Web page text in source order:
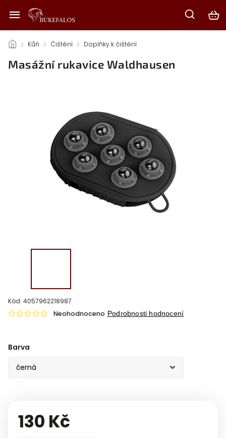
/ Kůň / Čištění / Doplňky k čištění
Masážní rukavice Waldhausen
Kód: 4057962218987
Neohodnoceno Podrobnosti hodnocení
Barva
130 Kč